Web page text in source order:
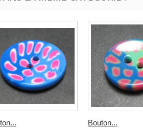
Bouton...